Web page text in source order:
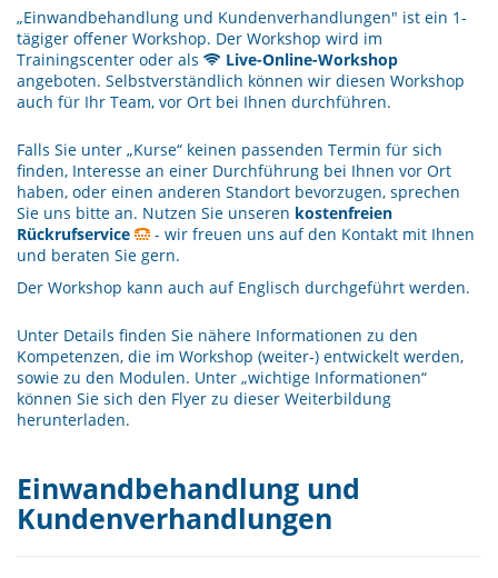
„Einwandbehandlung und Kundenverhandlungen" ist ein 1-
tägiger offener Workshop. Der Workshop wird im
Trainingscenter oder als
Live-Online-Workshop
angeboten. Selbstverständlich können wir diesen Workshop
auch für Ihr Team, vor Ort bei Ihnen durchführen.
Falls Sie unter „Kurse“ keinen passenden Termin für sich
finden, Interesse an einer Durchführung bei Ihnen vor Ort
haben, oder einen anderen Standort bevorzugen, sprechen
Sie uns bitte an. Nutzen Sie unseren kostenfreien
Rückrufservice
- wir freuen uns auf den Kontakt mit Ihnen
und beraten Sie gern.
Der Workshop kann auch auf Englisch durchgeführt werden.
Unter Details finden Sie nähere Informationen zu den
Kompetenzen, die im Workshop (weiter-) entwickelt werden,
sowie zu den Modulen. Unter „wichtige Informationen“
können Sie sich den Flyer zu dieser Weiterbildung
herunterladen.
Einwandbehandlung und
Kundenverhandlungen